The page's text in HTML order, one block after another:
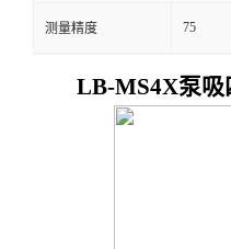
测量精度 75
LB-MS4X泵吸